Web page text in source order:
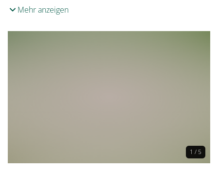
Mehr anzeigen
1 / 5